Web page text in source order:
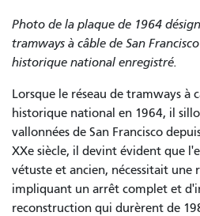
Photo de la plaque de 1964
tramways à câble de San
historique national enregistré.
Lorsque le réseau de tramways à
historique national en 1964, il
vallonnées de San Francisco
XXe siècle, il devint évident que
vétuste et ancien, nécessitait une
impliquant un arrêt complet et
reconstruction qui durèrent de